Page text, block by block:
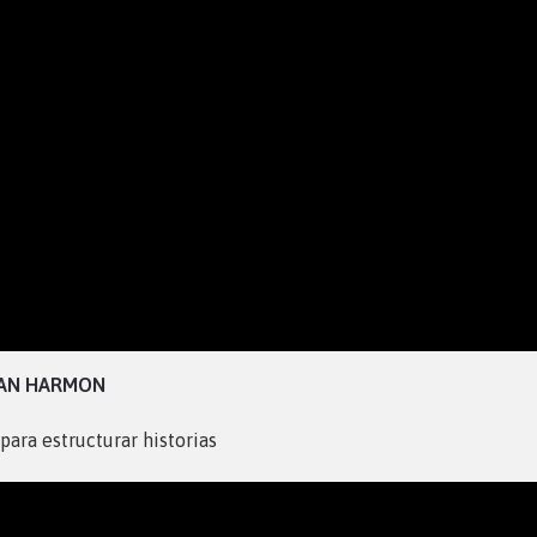
HARMON
estructurar historias